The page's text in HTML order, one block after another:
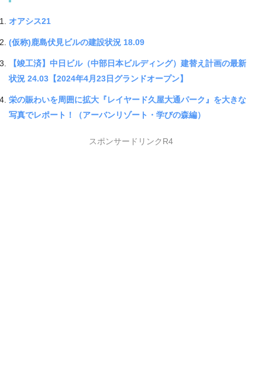
オアシス21
(仮称)鹿島伏見ビルの建設状況 18.09
【竣工済】中日ビル（中部日本ビルディング）建替え計画の最新
状況 24.03【2024年4月23日グランドオープン】
栄の賑わいを周囲に拡大『レイヤード久屋大通パーク』を大きな
写真でレポート！（アーバンリゾート・学びの森編）
スポンサードリンクR4